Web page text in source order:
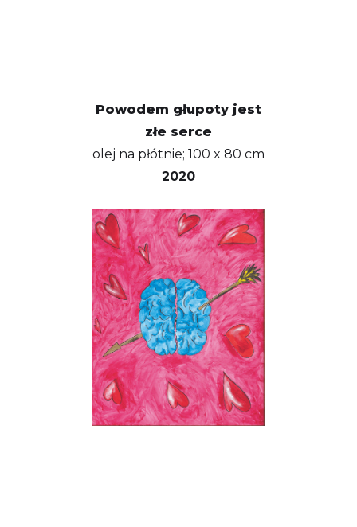
Powodem głupoty jest
złe serce
olej na płótnie; 100 x 80 cm
2020